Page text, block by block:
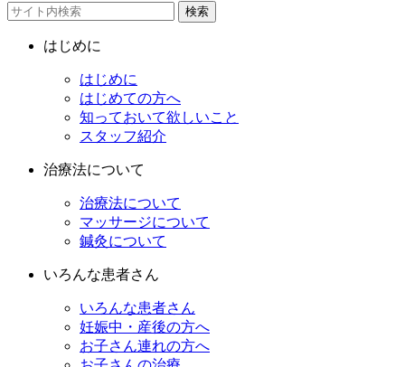
検索
はじめに
はじめに
はじめての方へ
知っておいて欲しいこと
スタッフ紹介
治療法について
治療法について
マッサージについて
鍼灸について
いろんな患者さん
いろんな患者さん
妊娠中・産後の方へ
お子さん連れの方へ